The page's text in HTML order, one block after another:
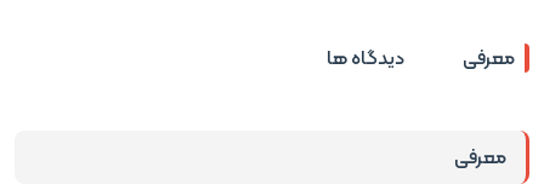
معرفی دیدگاه ها
معرفی